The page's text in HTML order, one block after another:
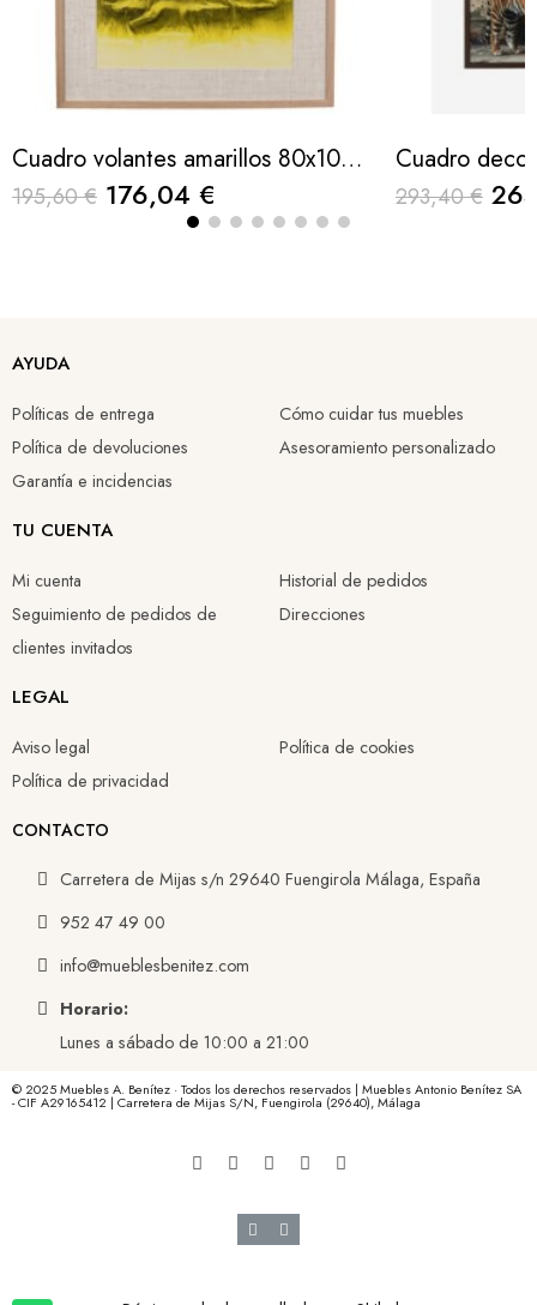
Cuadro volantes amarillos 80x100cm
195,60 € 176,04 € 293,40 €
AYUDA
Políticas de entrega
Política de devoluciones
Garantía e incidencias
Cómo cuidar tus muebles
Asesoramiento personalizado
TU CUENTA
Mi cuenta
Seguimiento de pedidos de
clientes invitados
Historial de pedidos
Direcciones
LEGAL
Aviso legal
Política de privacidad
Política de cookies
CONTACTO
Carretera de Mijas s/n 29640 Fuengirola Málaga, España
952 47 49 00
info@mueblesbenitez.com
Horario:
Lunes a sábado de 10:00 a 21:00
© 2025 Muebles A. Benítez · Todos los derechos reservados | Muebles Antonio Benítez SA
- CIF A29165412 | Carretera de Mijas S/N, Fuengirola (29640), Málaga